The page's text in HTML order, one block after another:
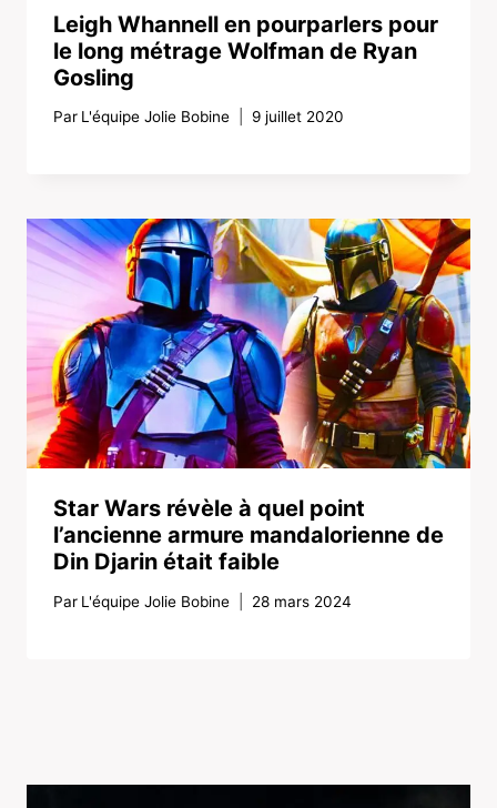
Leigh Whannell en pourparlers pour
le long métrage Wolfman de Ryan
Gosling
Par L'équipe Jolie Bobine 9 juillet 2020
Star Wars révèle à quel point
l’ancienne armure mandalorienne de
Din Djarin était faible
Par L'équipe Jolie Bobine 28 mars 2024